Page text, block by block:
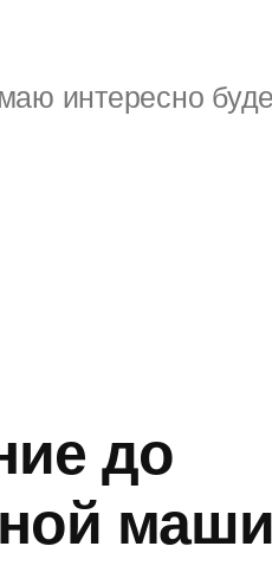
интересно
до